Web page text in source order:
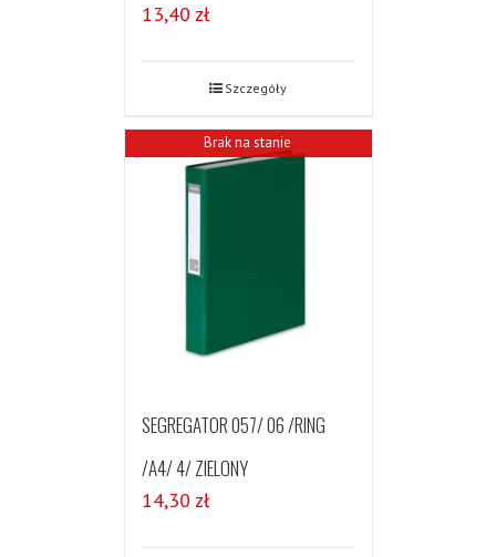
13,40 zł
Szczegóły
Brak na stanie
SEGREGATOR 057/ 06 /RING
/A4/ 4/ ZIELONY
14,30 zł